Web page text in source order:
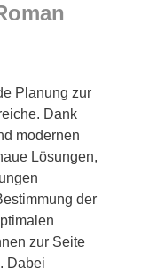
Planung zur
Dank
modernen
Lösungen,
der
zur Seite
Dabei